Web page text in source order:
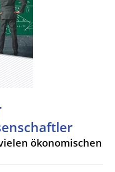
ökonomischen